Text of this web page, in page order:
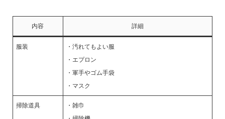
内容 詳細
服装
・汚れてもよい服
・エプロン
・軍手やゴム手袋
・マスク
掃除道具
・雑巾